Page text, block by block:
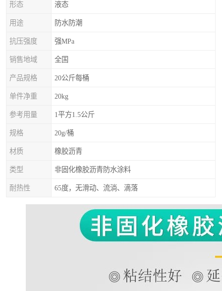
形态 液态
用途 防水防潮
抗压强度 强MPa
销售地域 全国
产品规格 20公斤每桶
单件净重 20kg
参考用量 1平方1.5公斤
规格 20g/桶
材质 橡胶沥青
类型 非固化橡胶沥青防水涂料
耐热性 65度，无滑动、流淌、滴落